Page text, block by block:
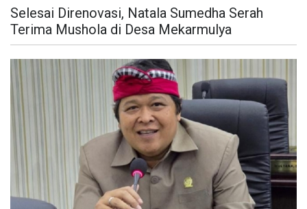
Selesai Direnovasi, Natala Sumedha Serah
Terima Mushola di Desa Mekarmulya